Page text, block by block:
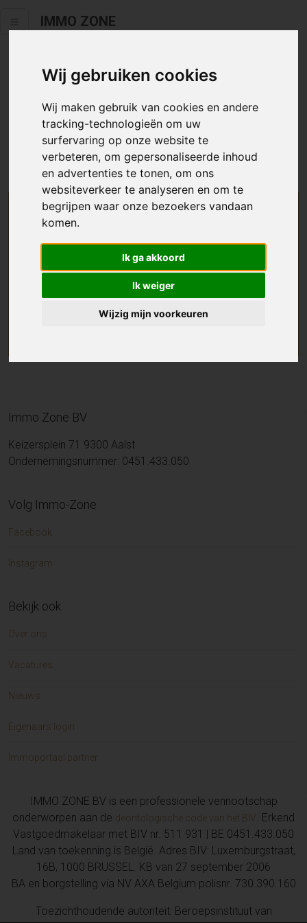
Wij gebruiken cookies
Wij maken gebruik van cookies en andere
tracking-technologieën om uw
surfervaring op onze website te
verbeteren, om gepersonaliseerde inhoud
en advertenties te tonen, om ons
websiteverkeer te analyseren en om te
begrijpen waar onze bezoekers vandaan
komen.
Ik ga akkoord
Ik weiger
Wijzig mijn voorkeuren
IMMO ZONE
Helaas staat dit zoekertje niet
meer online.
Neem zeker een kijkje in ons aanbod te koop
We helpen u graag zoeken
Maak hier een zoekprofiel aan en we houden u op
de hoogte van passend aanbod.
Immo Zone BV
Keizersplein 71 9300 Aalst
Ondernemingsnummer: 0451.433.050
Volg Immo-Zone
Facebook
Instagram
Bekijk ook
Over ons
Vacatures
Nieuws
Eigenaars login
Immoportaal partner
IMMO ZONE BV is een professionele vennootschap
onderworpen aan de deontologische code van het BIV. Erkend
Vastgoedmakelaar met BIV nr. 511 931 | BE 0451.433.050
Land van toekenning is België. Adres BIV: Luxemburgstraat,
16B, 1000 BRUSSEL. KB van 27 september 2006
BA en borgstelling via NV AXA Belgium polisnr. 730.390.160
Toezichthoudende autoriteit: Beroepsinstituut van